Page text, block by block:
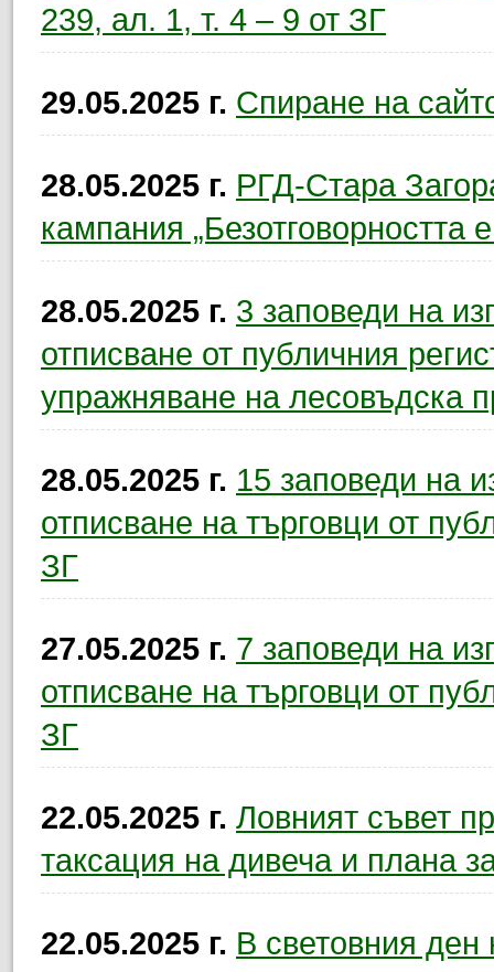
239, ал. 1, т. 4 – 9 от ЗГ
29.05.2025 г. Спиране на
28.05.2025 г. РГД-Стара
кампания „Безотговорността
28.05.2025 г. 3 заповеди на
отписване от публичния
упражняване на лесовъдска
28.05.2025 г. 15 заповеди на
отписване на търговци от
ЗГ
27.05.2025 г. 7 заповеди на
отписване на търговци от
ЗГ
22.05.2025 г. Ловният съвет
таксация на дивеча и плана
22.05.2025 г. В световния ден